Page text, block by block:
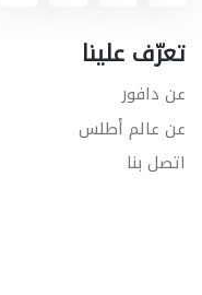
تعرّف علينا
عن دافور
عن عالم أطلس
اتصل بنا